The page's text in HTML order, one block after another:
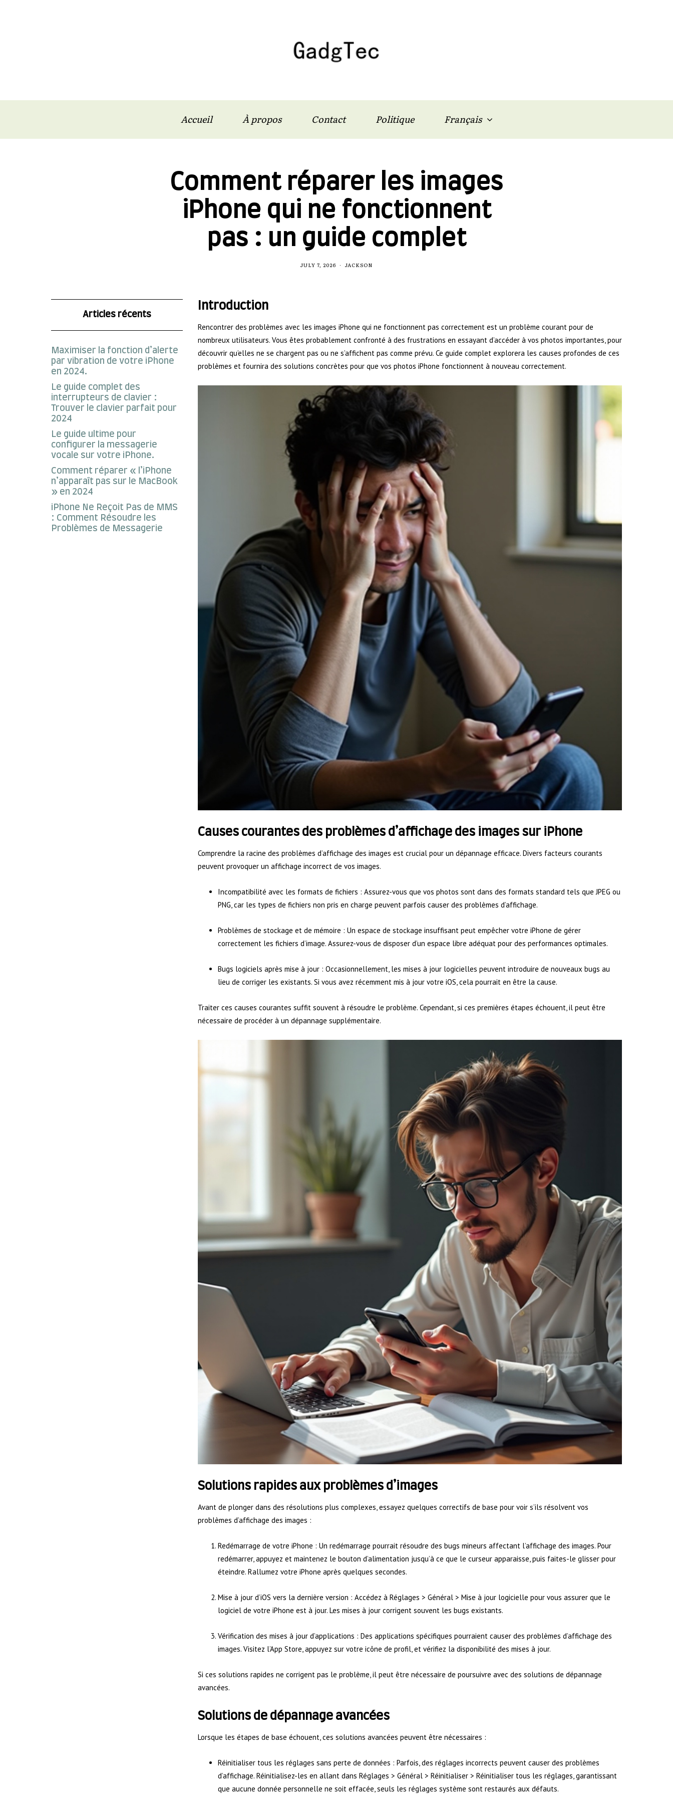
Accueil À propos Contact Politique Français
Comment réparer les images
iPhone qui ne fonctionnent
pas : un guide complet
JULY 7, 2026 JACKSON
Articles récents
Maximiser la fonction d’alerte
par vibration de votre iPhone
en 2024.
Le guide complet des
interrupteurs de clavier :
Trouver le clavier parfait pour
2024
Le guide ultime pour
configurer la messagerie
vocale sur votre iPhone.
Comment réparer « l’iPhone
n’apparaît pas sur le MacBook
» en 2024
iPhone Ne Reçoit Pas de MMS
: Comment Résoudre les
Problèmes de Messagerie
Introduction
Rencontrer des problèmes avec les images iPhone qui ne fonctionnent pas correctement est un problème courant pour de
nombreux utilisateurs. Vous êtes probablement confronté à des frustrations en essayant d’accéder à vos photos importantes, pour
découvrir qu’elles ne se chargent pas ou ne s’affichent pas comme prévu. Ce guide complet explorera les causes profondes de ces
problèmes et fournira des solutions concrètes pour que vos photos iPhone fonctionnent à nouveau correctement.
Causes courantes des problèmes d’affichage des images sur iPhone
Comprendre la racine des problèmes d’affichage des images est crucial pour un dépannage efficace. Divers facteurs courants
peuvent provoquer un affichage incorrect de vos images.
Incompatibilité avec les formats de fichiers : Assurez-vous que vos photos sont dans des formats standard tels que JPEG ou
PNG, car les types de fichiers non pris en charge peuvent parfois causer des problèmes d’affichage.
Problèmes de stockage et de mémoire : Un espace de stockage insuffisant peut empêcher votre iPhone de gérer
correctement les fichiers d’image. Assurez-vous de disposer d’un espace libre adéquat pour des performances optimales.
Bugs logiciels après mise à jour : Occasionnellement, les mises à jour logicielles peuvent introduire de nouveaux bugs au
lieu de corriger les existants. Si vous avez récemment mis à jour votre iOS, cela pourrait en être la cause.
Traiter ces causes courantes suffit souvent à résoudre le problème. Cependant, si ces premières étapes échouent, il peut être
nécessaire de procéder à un dépannage supplémentaire.
Solutions rapides aux problèmes d’images
Avant de plonger dans des résolutions plus complexes, essayez quelques correctifs de base pour voir s’ils résolvent vos
problèmes d’affichage des images :
Redémarrage de votre iPhone : Un redémarrage pourrait résoudre des bugs mineurs affectant l’affichage des images. Pour
redémarrer, appuyez et maintenez le bouton d’alimentation jusqu’à ce que le curseur apparaisse, puis faites-le glisser pour
éteindre. Rallumez votre iPhone après quelques secondes.
Mise à jour d’iOS vers la dernière version : Accédez à Réglages > Général > Mise à jour logicielle pour vous assurer que le
logiciel de votre iPhone est à jour. Les mises à jour corrigent souvent les bugs existants.
Vérification des mises à jour d’applications : Des applications spécifiques pourraient causer des problèmes d’affichage des
images. Visitez l’App Store, appuyez sur votre icône de profil, et vérifiez la disponibilité des mises à jour.
Si ces solutions rapides ne corrigent pas le problème, il peut être nécessaire de poursuivre avec des solutions de dépannage
avancées.
Solutions de dépannage avancées
Lorsque les étapes de base échouent, ces solutions avancées peuvent être nécessaires :
Réinitialiser tous les réglages sans perte de données : Parfois, des réglages incorrects peuvent causer des problèmes
d’affichage. Réinitialisez-les en allant dans Réglages > Général > Réinitialiser > Réinitialiser tous les réglages, garantissant
que aucune donnée personnelle ne soit effacée, seuls les réglages système sont restaurés aux défauts.